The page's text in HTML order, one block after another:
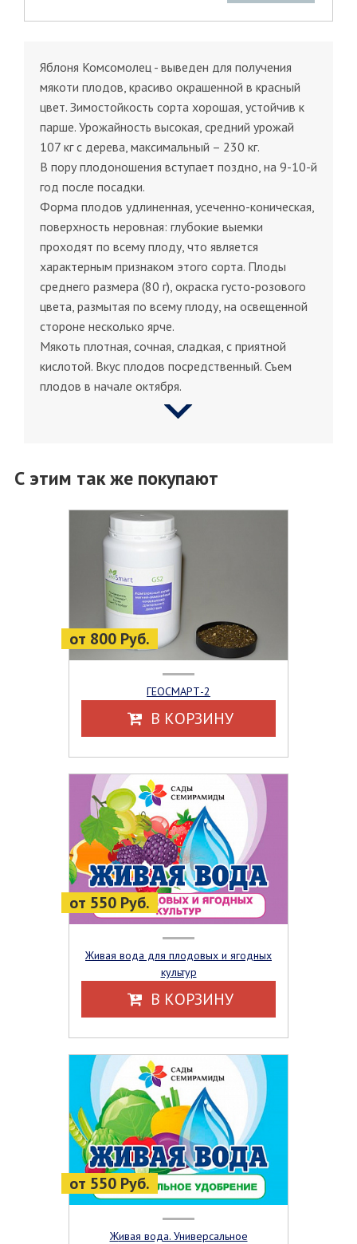
Яблоня Комсомолец - выведен для получения
мякоти плодов, красиво окрашенной в красный
цвет. Зимостойкость сорта хорошая, устойчив к
парше. Урожайность высокая, средний урожай
107 кг с дерева, максимальный – 230 кг.
В пору плодоношения вступает поздно, на 9-10-й
год после посадки.
Форма плодов удлиненная, усеченно-коническая,
поверхность неровная: глубокие выемки
проходят по всему плоду, что является
характерным признаком этого сорта. Плоды
среднего размера (80 г), окраска густо-розового
цвета, размытая по всему плоду, на освещенной
стороне несколько ярче.
Мякоть плотная, сочная, сладкая, с приятной
кислотой. Вкус плодов посредственный. Съем
плодов в начале октября.
С этим так же покупают
от 800 Руб.
ГЕОСМАРТ-2
В КОРЗИНУ
от 550 Руб.
Живая вода для плодовых и ягодных
культур
В КОРЗИНУ
от 550 Руб.
Живая вода. Универсальное